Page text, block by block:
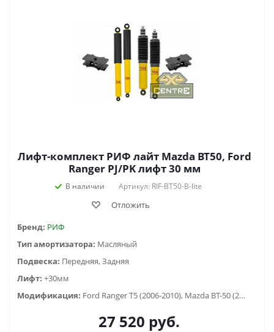
Лифт-комплект РИФ лайт Mazda BT50, Ford
Ranger PJ/PK лифт 30 мм
В наличии Артикул: RIF-BT50-B-lite
Отложить
Бренд: РИФ
Тип амортизатора: Масляный
Подвеска: Передняя, Задняя
Лифт: +30мм
Модификация:
Ford Ranger T5 (2006-2010), Mazda BT-50 (2006-2011)
27 520 руб.